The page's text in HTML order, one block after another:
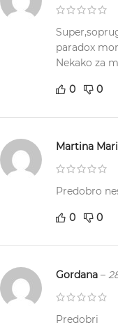
paradox
Nekako za
0 0
Martina
Predobro
0 0
Gordana –
Predobri